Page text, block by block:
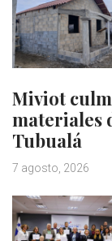
Miviot
materiales
Tubualá
7 agosto, 2026